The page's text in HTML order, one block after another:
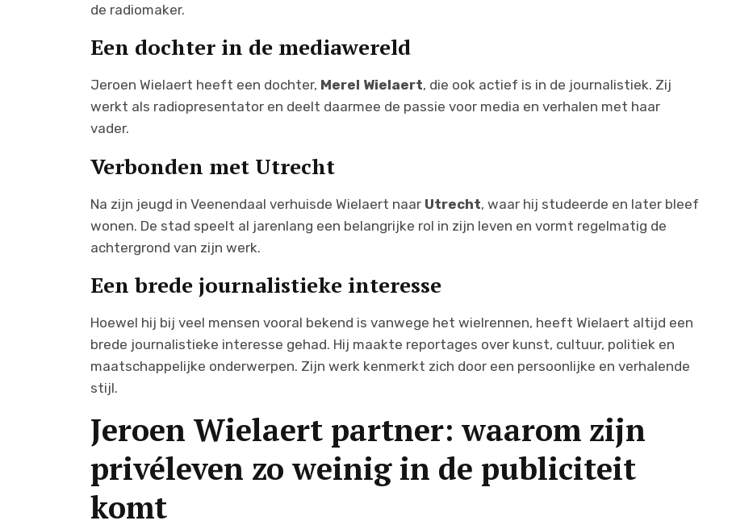
de radiomaker.
Een dochter in de mediawereld
Jeroen Wielaert heeft een dochter, Merel Wielaert, die ook actief is in de journalistiek. Zij
werkt als radiopresentator en deelt daarmee de passie voor media en verhalen met haar
vader.
Verbonden met Utrecht
Na zijn jeugd in Veenendaal verhuisde Wielaert naar Utrecht, waar hij studeerde en later bleef
wonen. De stad speelt al jarenlang een belangrijke rol in zijn leven en vormt regelmatig de
achtergrond van zijn werk.
Een brede journalistieke interesse
Hoewel hij bij veel mensen vooral bekend is vanwege het wielrennen, heeft Wielaert altijd een
brede journalistieke interesse gehad. Hij maakte reportages over kunst, cultuur, politiek en
maatschappelijke onderwerpen. Zijn werk kenmerkt zich door een persoonlijke en verhalende
stijl.
Jeroen Wielaert partner: waarom zijn
privéleven zo weinig in de publiciteit
komt